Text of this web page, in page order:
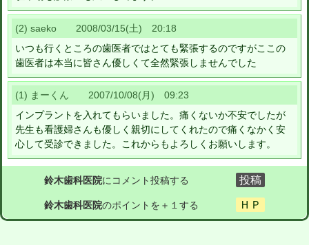
(2) saeko 2008/03/15(土) 20:18
いつも行くところの歯医者ではとても緊張するのですがここの
歯医者は本当に皆さん優しくて全然緊張しませんでした
(1) まーくん 2007/10/08(月) 09:23
インプラントを入れてもらいました。痛くないか不安でしたが
先生も看護婦さんも優しく親切にしてくれたので痛くなかく安
心して受診できました。これからもよろしくお願いします。
鈴木歯科医院にコメント投稿する
鈴木歯科医院のポイントを＋１する